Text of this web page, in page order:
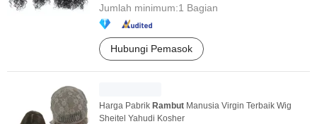
Jumlah minimum:1 Bagian
Hubungi Pemasok
Harga Pabrik Rambut Manusia Virgin Terbaik Wig
Sheitel Yahudi Kosher